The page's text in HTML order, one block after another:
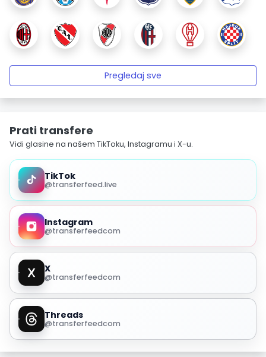
Pregledaj sve
Prati transfere
Vidi glasine na našem TikToku, Instagramu i X-u.
TikTok
@transferfeed.live
Instagram
@transferfeedcom
X
@transferfeedcom
Threads
@transferfeedcom